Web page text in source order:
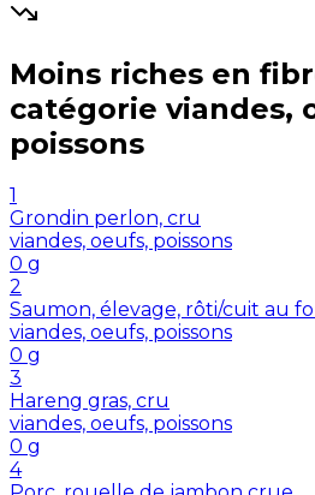
Moins riches en
catégorie viandes,
poissons
1
Grondin perlon, cru
viandes, oeufs, poissons
0 g
2
Saumon, élevage, rôti/cuit au
viandes, oeufs, poissons
0 g
3
Hareng gras, cru
viandes, oeufs, poissons
0 g
4